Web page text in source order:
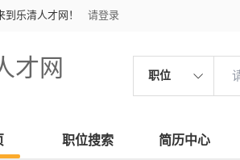
乐清人才网！ 请登录
才网 职位
职位搜索 简历中心